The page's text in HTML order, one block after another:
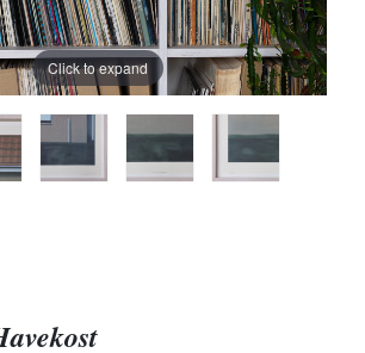
Click to expand